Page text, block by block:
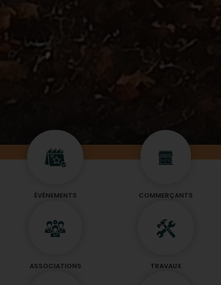
ÉVÈNEMENTS COMMERÇANTS
ASSOCIATIONS TRAVAUX